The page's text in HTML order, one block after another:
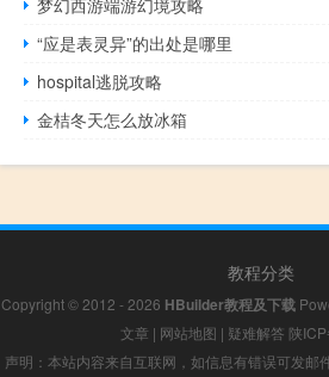
“应是表灵异”的出处是哪里
hospital逃脱攻略
金桔冬天怎么放冰箱
教程分类
Copyright © 2012 - 2026 HBuilder教程及下载
文章 | 网站地图 | 疑难解答 陕
声明：本站内容来自互联网，如信息有错误可发邮